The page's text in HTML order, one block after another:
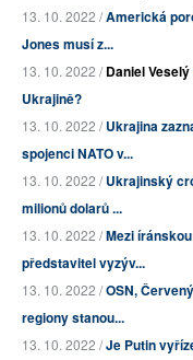
13. 10. 2022 /Americká
Jones musí z...
13. 10. 2022 /Daniel Veselý
Ukrajině?
13. 10. 2022 /Ukrajina
spojenci NATO v...
13. 10. 2022 /Ukrajinský
milionů dolarů ...
13. 10. 2022 /Mezi
představitel vyzýv...
13. 10. 2022 /OSN,
regiony stanou...
13. 10. 2022 /Je Putin